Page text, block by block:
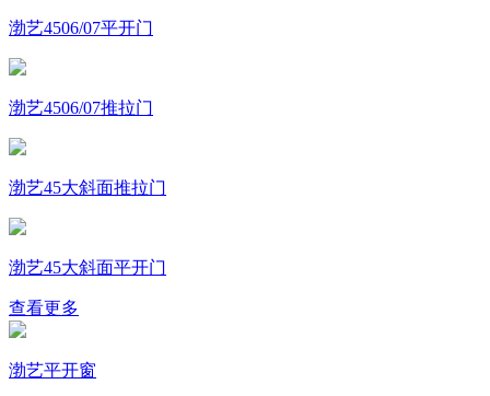
渤艺4506/07平开门
渤艺4506/07推拉门
渤艺45大斜面推拉门
渤艺45大斜面平开门
查看更多
渤艺平开窗